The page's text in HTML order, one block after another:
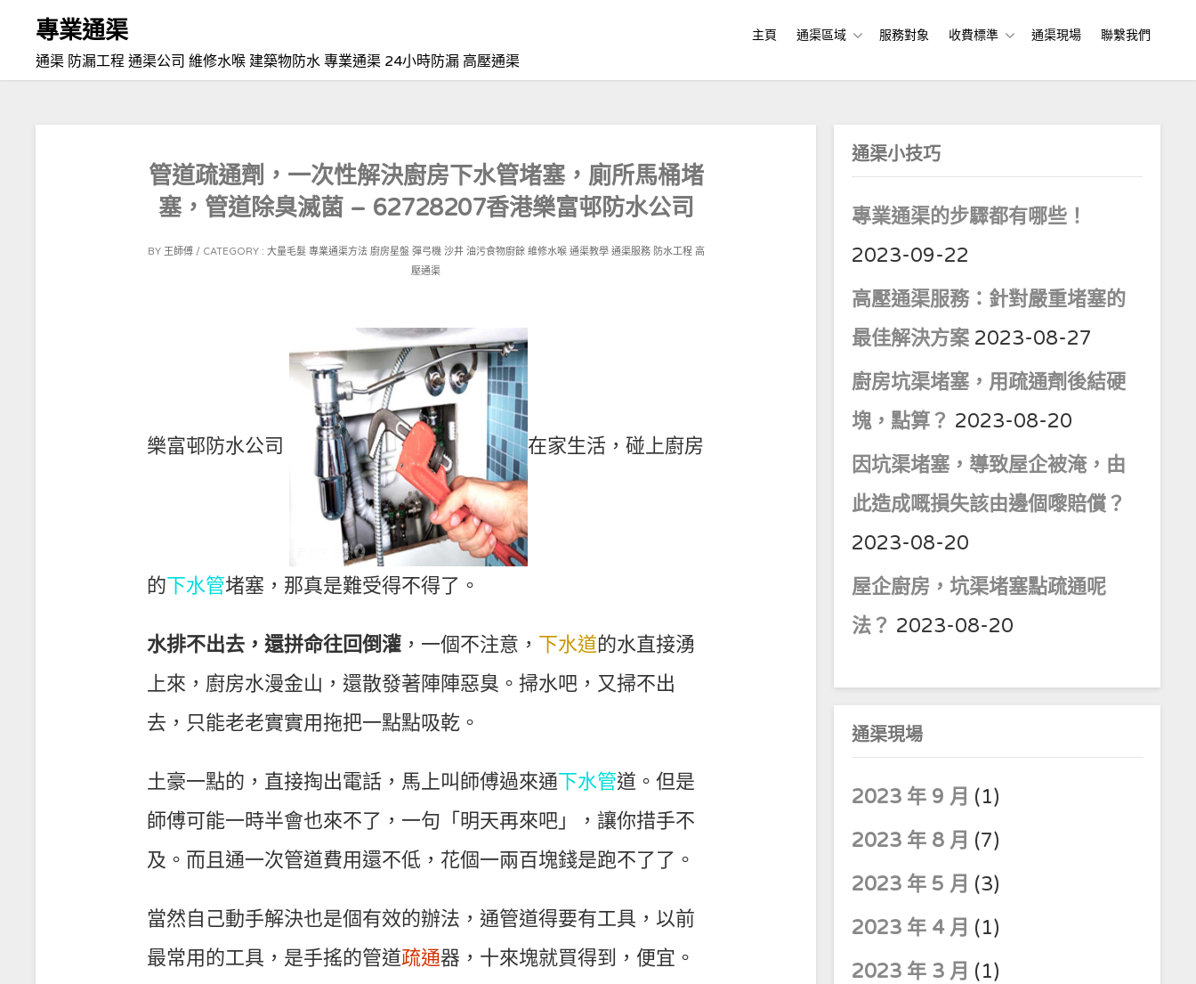
Skip專業通渠
通渠 防漏工程 通渠公司 維修水喉 建築物防水 專業通渠 24小時防漏 高壓通渠
主頁 通渠區域 服務對象 收費標準 通渠現場 聯繫我們
管道疏通劑，一次性解決廚房下水管堵塞，廁所馬桶堵
塞，管道除臭滅菌 – 62728207香港樂富邨防水公司
BY 王師傅
POSTED
CATEGORY : 大量毛髮 專業通渠方法 廚房星盤 彈弓機 沙井 油污食物廚餘 維修水喉 通渠教學 通渠服務 防水工程 高
壓通渠
樂富邨防水公司 在家生活，碰上廚房
的下水管堵塞，那真是難受得不得了。
水排不出去，還拼命往回倒灌 ，一個不注意， 下水道的水直接湧
上來，廚房水漫金山，還散發著陣陣惡臭。掃水吧，又掃不出
去，只能老老實實用拖把一點點吸乾。
土豪一點的，直接掏出電話，馬上叫師傅過來通下水管道。但是
師傅可能一時半會也來不了，一句「明天再來吧」，讓你措手不
及。而且通一次管道費用還不低，花個一兩百塊錢是跑不了了。
當然自己動手解決也是個有效的辦法，通管道得要有工具，以前
最常用的工具，是手搖的管道疏通器，十來塊就買得到，便宜。
通渠小技巧
專業通渠的步驟都有哪些！
2023-09-22
高壓通渠服務：針對嚴重堵塞的
最佳解決方案 2023-08-27
廚房坑渠堵塞，用疏通劑後結硬
塊，點算？ 2023-08-20
因坑渠堵塞，導致屋企被淹，由
此造成嘅損失該由邊個嚟賠償？
2023-08-20
屋企廚房，坑渠堵塞點疏通呢
法？ 2023-08-20
通渠現場
2023 年 9 月 (1)
2023 年 8 月 (7)
2023 年 5 月 (3)
2023 年 4 月 (1)
2023 年 3 月 (1)